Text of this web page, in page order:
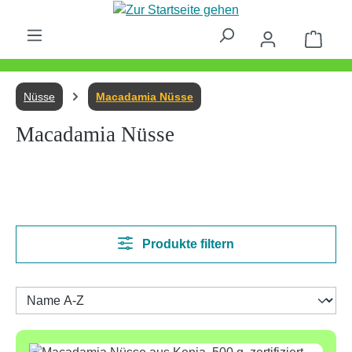
Zum Hauptinhalt springen
Nüsse Macadamia Nüsse
Macadamia Nüsse
Produkte filtern